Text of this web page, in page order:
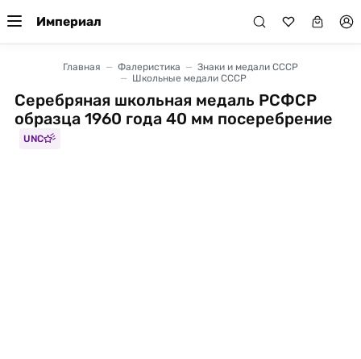
Империал
Главная Фалеристика
Знаки и медали СССР
Школьные медали СССР
Серебряная школьная медаль РСФСР
образца 1960 года 40 мм посеребрение
UNC